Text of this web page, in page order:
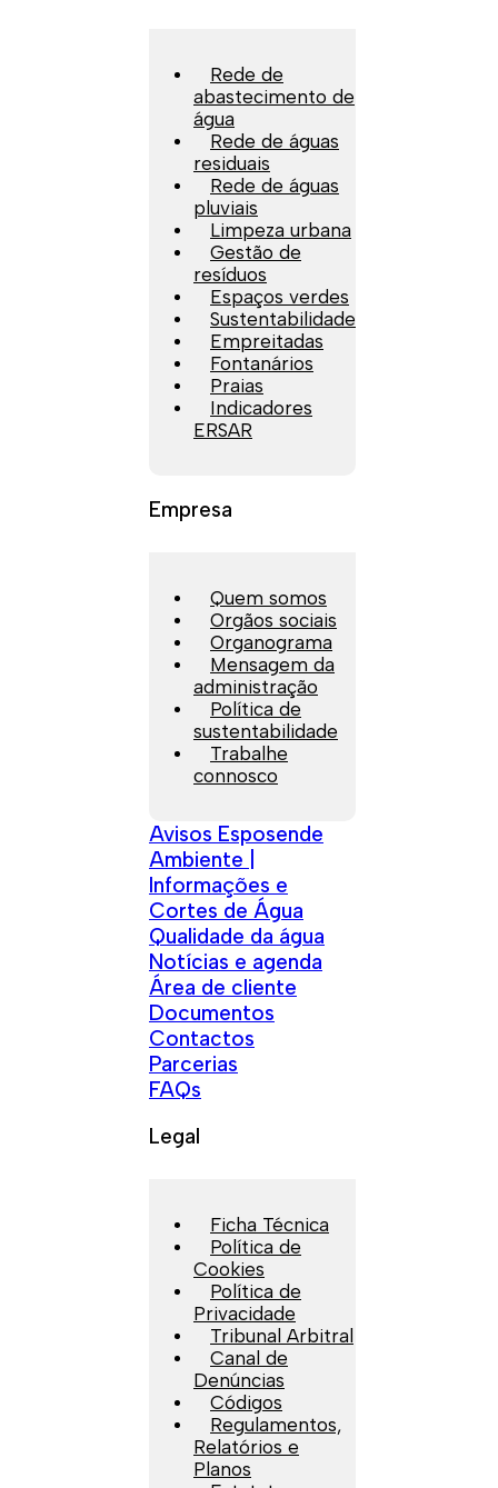
Rede de
abastecimento de
água
Rede de águas
residuais
Rede de águas
pluviais
Limpeza urbana
Gestão de
resíduos
Espaços verdes
Sustentabilidade
Empreitadas
Fontanários
Praias
Indicadores
ERSAR
Empresa
Quem somos
Orgãos sociais
Organograma
Mensagem da
administração
Política de
sustentabilidade
Trabalhe
connosco
Avisos Esposende
Ambiente |
Informações e
Cortes de Água
Qualidade da água
Notícias e agenda
Área de cliente
Documentos
Contactos
Parcerias
FAQs
Legal
Ficha Técnica
Política de
Cookies
Política de
Privacidade
Tribunal Arbitral
Canal de
Denúncias
Códigos
Regulamentos,
Relatórios e
Planos